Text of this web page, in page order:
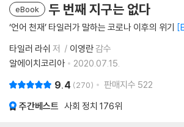
eBook 두 번째 지구는 없다
‘언어 천재’ 타일러가 말하는 코로나 이후의 위기
타일러 라쉬 저 이영란감수
알에이치코리아
2020.07.15.
9.4 270 판매지수 522
주간베스트 사회 정치 176위